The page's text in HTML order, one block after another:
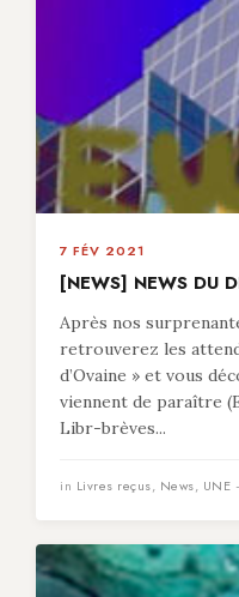
7 FÉV 2021
[NEWS] NEWS DU
Après nos
retrouverez les
d’Ovaine » et vous
viennent de paraître
Libr-brèves...
in Livres reçus, News, UNE